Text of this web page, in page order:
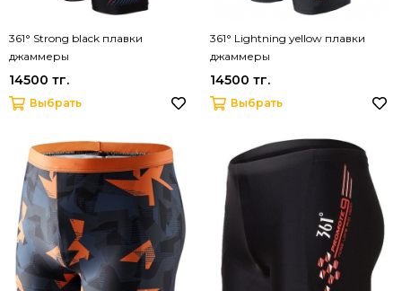
361° Strong black плавки
джаммеры
14500 тг.
Выбрать
361° Lightning yellow плавки
джаммеры
14500 тг.
Выбрать